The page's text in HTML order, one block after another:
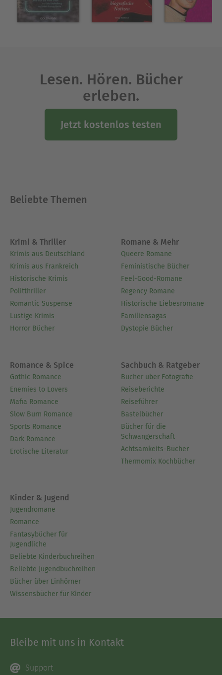
Lesen. Hören. Bücher
erleben.
Jetzt kostenlos testen
Beliebte Themen
Krimi & Thriller
Krimis aus Deutschland
Krimis aus Frankreich
Historische Krimis
Politthriller
Romantic Suspense
Lustige Krimis
Horror Bücher
Romane & Mehr
Queere Romane
Feministische Bücher
Feel-Good-Romane
Regency Romane
Historische Liebesromane
Familiensagas
Dystopie Bücher
Romance & Spice
Gothic Romance
Enemies to Lovers
Mafia Romance
Slow Burn Romance
Sports Romance
Dark Romance
Erotische Literatur
Sachbuch & Ratgeber
Bücher über Fotografie
Reiseberichte
Reiseführer
Bastelbücher
Bücher für die
Schwangerschaft
Achtsamkeits-Bücher
Thermomix Kochbücher
Kinder & Jugend
Jugendromane
Romance
Fantasybücher für
Jugendliche
Beliebte Kinderbuchreihen
Beliebte Jugendbuchreihen
Bücher über Einhörner
Wissensbücher für Kinder
Bleibe mit uns in Kontakt
Support